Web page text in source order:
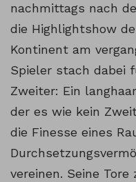
nachmittags nach
die Highlightshow
Kontinent am
Spieler stach dabei
Zweiter: Ein
der es wie kein
die Finesse eines
vereinen. Seine Tore